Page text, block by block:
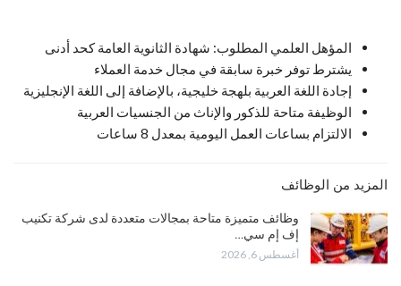
المؤهل العلمي المطلوب: شهادة الثانوية العامة كحد أدنى
يشترط توفر خبرة سابقة في مجال خدمة العملاء
إجادة اللغة العربية بلهجة خليجية، بالإضافة إلى اللغة الإنجليزية
الوظيفة متاحة للذكور والإناث من الجنسيات العربية
الالتزام بساعات العمل اليومية بمعدل 8 ساعات
المزيد من الوظائف
وظائف متميزة متاحة بمجالات متعددة لدى شركة تكنيب
إف إم سي…
أغسطس 6, 2026